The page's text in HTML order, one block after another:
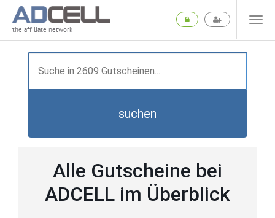
the affiliate network
suchen
Alle Gutscheine bei
ADCELL im Überblick